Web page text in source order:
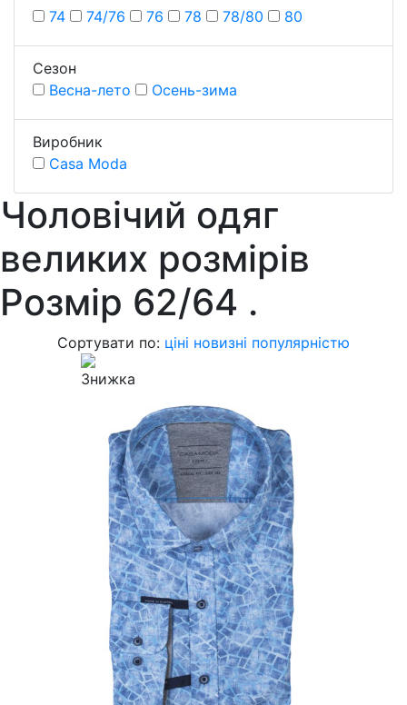
74
74/76 76 78 78/80 80
Сезон
Весна-лето
Осень-зима
Виробник
Casa Moda
Чоловічий одяг
великих розмірів
Розмiр 62/64 .
Сортувати по: ціні новизні популярністю